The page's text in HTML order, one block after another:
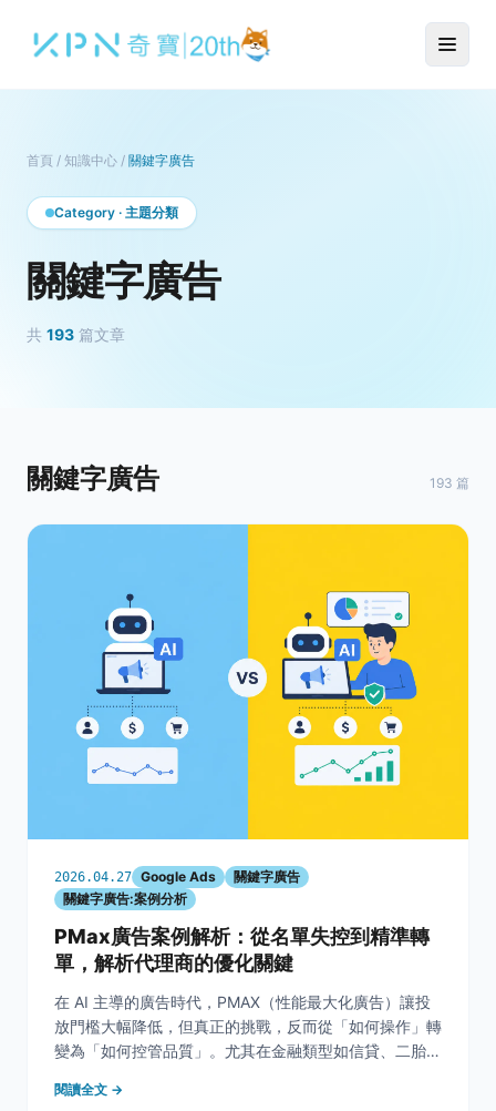
首頁 / 知識中心 / 關鍵字廣告
Category · 主題分類
關鍵字廣告
共 193 篇文章
關鍵字廣告 193 篇
2026.04.27 Google Ads
關鍵字廣告
關鍵字廣告:案例分析
PMax廣告案例解析：從名單失控到精準轉
單，解析代理商的優化關鍵
在 AI 主導的廣告時代，PMAX（性能最大化廣告）讓投
放門檻大幅降低，但真正的挑戰，反而從「如何操作」轉
變為「如何控管品質」。尤其在金融類型如信貸、二胎房
量無效甚至無法成交的名單。本篇文章將帶你從實務案例
閱讀全文 →